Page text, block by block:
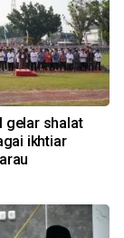
gelar shalat
ikhtiar